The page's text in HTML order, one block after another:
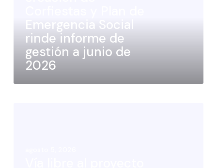
Emergencia Social
rinde informe de
gestión a junio de
2026